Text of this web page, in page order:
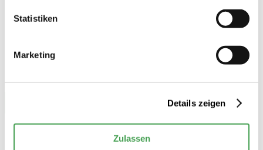
Statistiken
Marketing
Details zeigen
Zulassen